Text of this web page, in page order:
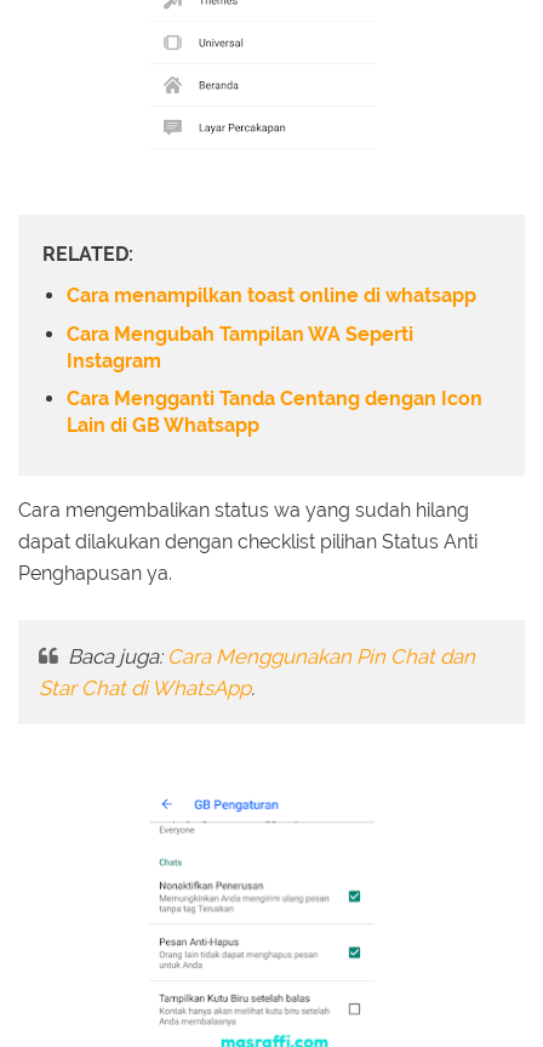
RELATED:
Cara menampilkan toast online di whatsapp
Cara Mengubah Tampilan WA Seperti
Instagram
Cara Mengganti Tanda Centang dengan Icon
Lain di GB Whatsapp
Cara mengembalikan status wa yang sudah hilang
dapat dilakukan dengan checklist pilihan Status Anti
Penghapusan ya.
Baca juga: Cara Menggunakan Pin Chat dan
Star Chat di WhatsApp.